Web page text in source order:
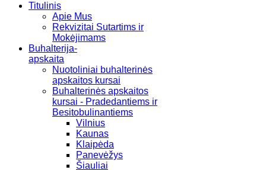
Titulinis
Apie Mus
Rekvizitai Sutartims ir
Mokėjimams
Buhalterija-
apskaita
Nuotoliniai buhalterinės
apskaitos kursai
Buhalterinės apskaitos
kursai - Pradedantiems ir
Besitobulinantiems
Vilnius
Kaunas
Klaipėda
Panevėžys
Šiauliai